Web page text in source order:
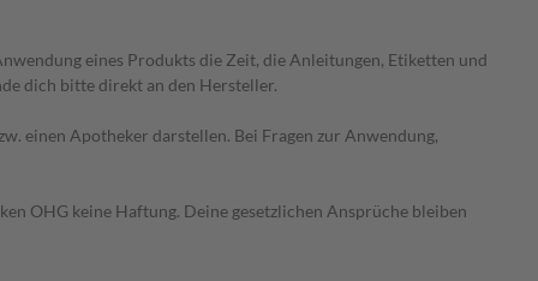
eines Produkts die Zeit, die Anleitungen, Etiketten und
dich bitte direkt an den Hersteller.
einen Apotheker darstellen. Bei Fragen zur Anwendung,
OHG keine Haftung. Deine gesetzlichen Ansprüche bleiben